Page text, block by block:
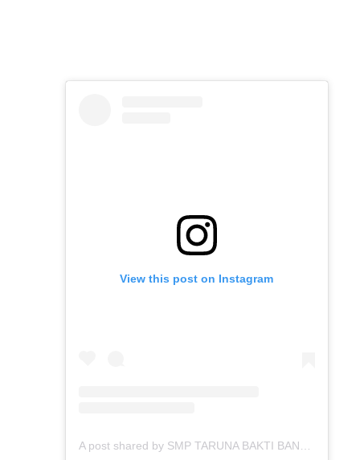
View this post on Instagram
A post shared by SMP TARUNA BAKTI BANDUNG (@smptarunabakti_bandung)